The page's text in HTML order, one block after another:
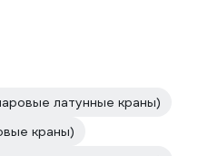
латунные краны)
краны)